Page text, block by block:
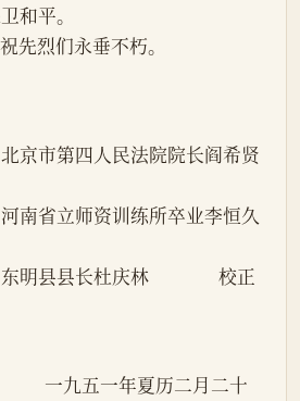
和平。
祝先烈们永垂不朽。
                                  东明县县长杜庆林                校正